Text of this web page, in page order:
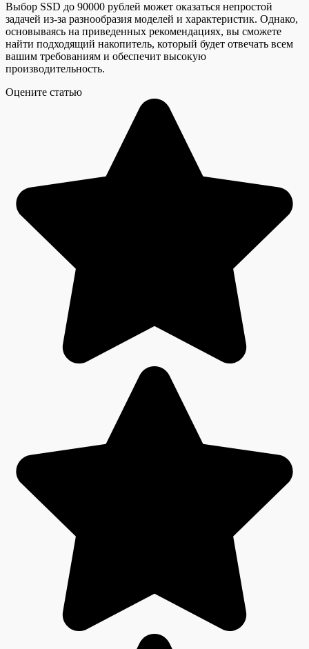
Выбор SSD до 90000 рублей может оказаться непростой
задачей из-за разнообразия моделей и характеристик. Однако,
основываясь на приведенных рекомендациях, вы сможете
найти подходящий накопитель, который будет отвечать всем
вашим требованиям и обеспечит высокую
производительность.
Оцените статью